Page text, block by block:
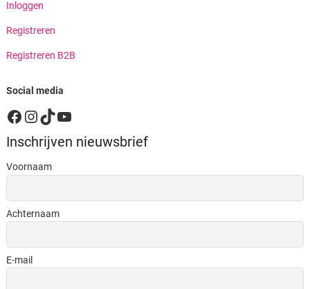
Inloggen
Registreren
Registreren B2B
Social media
Facebook
Instagram
TikTok
YouTube
Inschrijven nieuwsbrief
Voornaam
Achternaam
E-mail